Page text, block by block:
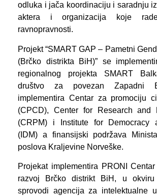
odluka i jača koordinaciju i saradnju
aktera i organizacija koje
ravnopravnosti.
Projekt “SMART GAP – Pametni
(Brčko distrikta BiH)” se
regionalnog projekta SMART
društvo za povezan Zapadni
implementira Centar za promociju
(CPCD), Center for Research and
(CRPM) i Institute for Democracy
(IDM) a finansijski podržava
poslova Kraljevine Norveške.
Projekat implementira PRONI
razvoj Brčko distrikt BiH, u
sprovodi agencija za intelektualne